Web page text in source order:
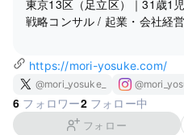
東京13区（足立区）｜31歳1
戦略コンサル / 起業・会社経
https://mori-yosuke.com/
@mori_yosuke_
6 フォロワー2 フォロー中
フォロー